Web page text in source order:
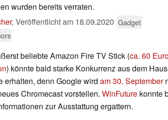
wurden bereits verraten.
, Veröffentlicht am 18.09.2020 Gadget
beliebte Amazon Fire TV Stick (ca. 60
) könnte bald starke Konkurrenz aus dem
erhalten, denn Google wird am 30. September
Chromecast vorstellen. WinFuture konnte
zur Ausstattung ergattern.